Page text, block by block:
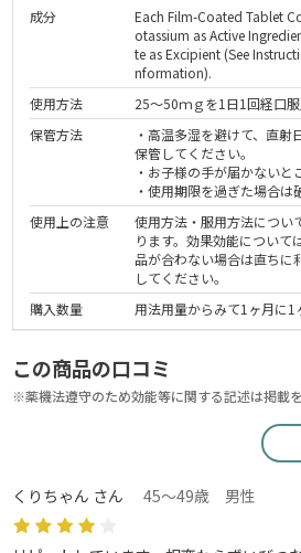
成分
Each Film-Coated Tablet
otassium as Active
te as Excipient (See
nformation).
使用方法
25～50ｍｇを1日1回経口
保管方法
・高温多湿を避けて、直射
保管してください。
・お子様の手が届かないと
・使用期限を過ぎた場合は
使用上の注意
使用方法・服用方法につい
ります。効果効能について
品が合わない場合は直ちに
してください。
購入数量
用法用量からみて1ヶ月に1
この商品の口コミ
※薬機法遵守のため効能等に関する記述は掲載
くりちゃん さん 45～49歳 男性